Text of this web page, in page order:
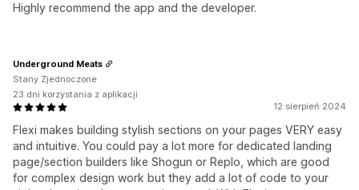
Highly recommend the app and the developer.
12 sierpień 2024
Flexi makes building stylish sections on your pages VERY easy
and intuitive. You could pay a lot more for dedicated landing
page/section builders like Shogun or Replo, which are good
for complex design work but they add a lot of code to your
Underground Meats
Stany Zjednoczone
23 dni korzystania z aplikacji